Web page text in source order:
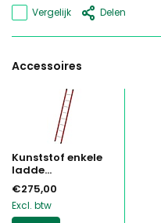
Vergelijk Delen
Accessoires
Kunststof enkele
ladde...
€275,00
Excl. btw